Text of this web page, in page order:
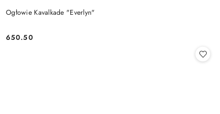
Ogłowie Kavalkade "Everlyn"
Cena:
650.50